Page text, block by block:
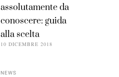
assolutamente da
conoscere: guida
alla scelta
10 DICEMBRE 2018
NEWS